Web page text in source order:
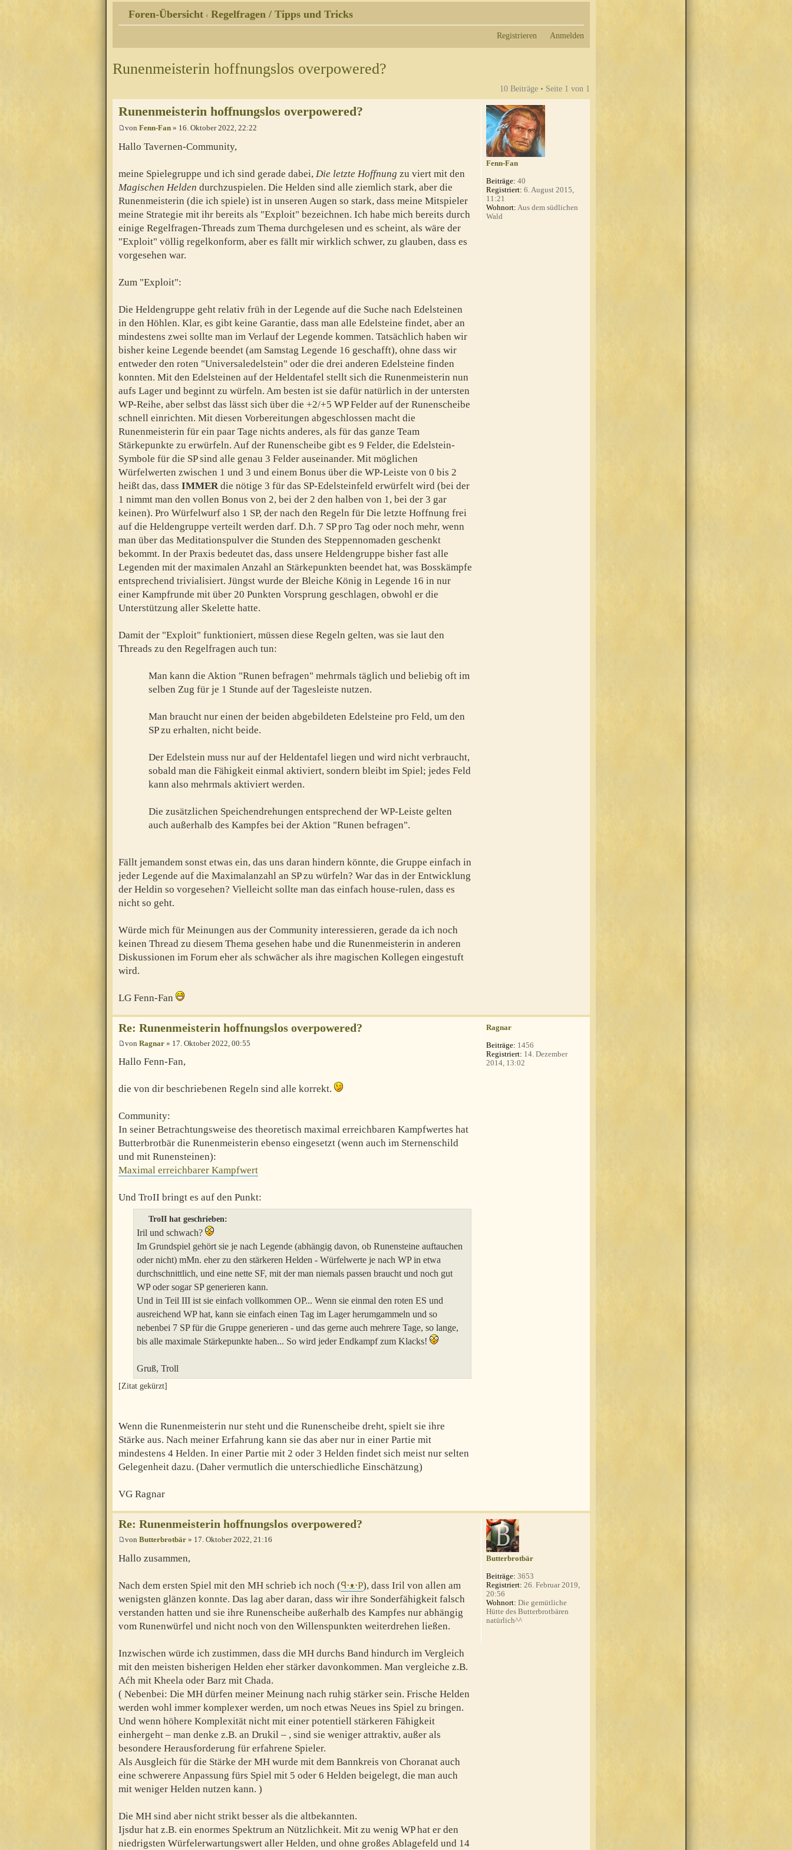
Foren-Übersicht ‹ Regelfragen / Tipps und Tricks
Registrieren Anmelden
Runenmeisterin hoffnungslos overpowered?
10 Beiträge • Seite 1 von 1
Runenmeisterin hoffnungslos overpowered?
von Fenn-Fan » 16. Oktober 2022, 22:22
Hallo Tavernen-Community,
meine Spielegruppe und ich sind gerade dabei, Die letzte Hoffnung zu viert mit den
Magischen Helden durchzuspielen. Die Helden sind alle ziemlich stark, aber die
Runenmeisterin (die ich spiele) ist in unseren Augen so stark, dass meine Mitspieler
meine Strategie mit ihr bereits als "Exploit" bezeichnen. Ich habe mich bereits durch
einige Regelfragen-Threads zum Thema durchgelesen und es scheint, als wäre der
"Exploit" völlig regelkonform, aber es fällt mir wirklich schwer, zu glauben, dass es
vorgesehen war.
Zum "Exploit":
Die Heldengruppe geht relativ früh in der Legende auf die Suche nach Edelsteinen
in den Höhlen. Klar, es gibt keine Garantie, dass man alle Edelsteine findet, aber an
mindestens zwei sollte man im Verlauf der Legende kommen. Tatsächlich haben wir
bisher keine Legende beendet (am Samstag Legende 16 geschafft), ohne dass wir
entweder den roten "Universaledelstein" oder die drei anderen Edelsteine finden
konnten. Mit den Edelsteinen auf der Heldentafel stellt sich die Runenmeisterin nun
aufs Lager und beginnt zu würfeln. Am besten ist sie dafür natürlich in der untersten
WP-Reihe, aber selbst das lässt sich über die +2/+5 WP Felder auf der Runenscheibe
schnell einrichten. Mit diesen Vorbereitungen abgeschlossen macht die
Runenmeisterin für ein paar Tage nichts anderes, als für das ganze Team
Stärkepunkte zu erwürfeln. Auf der Runenscheibe gibt es 9 Felder, die Edelstein-
Symbole für die SP sind alle genau 3 Felder auseinander. Mit möglichen
Würfelwerten zwischen 1 und 3 und einem Bonus über die WP-Leiste von 0 bis 2
heißt das, dass IMMERdie nötige 3 für das SP-Edelsteinfeld erwürfelt wird (bei der
1 nimmt man den vollen Bonus von 2, bei der 2 den halben von 1, bei der 3 gar
keinen). Pro Würfelwurf also 1 SP, der nach den Regeln für Die letzte Hoffnung frei
auf die Heldengruppe verteilt werden darf. D.h. 7 SP pro Tag oder noch mehr, wenn
man über das Meditationspulver die Stunden des Steppennomaden geschenkt
bekommt. In der Praxis bedeutet das, dass unsere Heldengruppe bisher fast alle
Legenden mit der maximalen Anzahl an Stärkepunkten beendet hat, was Bosskämpfe
entsprechend trivialisiert. Jüngst wurde der Bleiche König in Legende 16 in nur
einer Kampfrunde mit über 20 Punkten Vorsprung geschlagen, obwohl er die
Unterstützung aller Skelette hatte.
Damit der "Exploit" funktioniert, müssen diese Regeln gelten, was sie laut den
Threads zu den Regelfragen auch tun:
Man kann die Aktion "Runen befragen" mehrmals täglich und beliebig oft im
selben Zug für je 1 Stunde auf der Tagesleiste nutzen.
Man braucht nur einen der beiden abgebildeten Edelsteine pro Feld, um den
SP zu erhalten, nicht beide.
Der Edelstein muss nur auf der Heldentafel liegen und wird nicht verbraucht,
sobald man die Fähigkeit einmal aktiviert, sondern bleibt im Spiel; jedes Feld
kann also mehrmals aktiviert werden.
Die zusätzlichen Speichendrehungen entsprechend der WP-Leiste gelten
auch außerhalb des Kampfes bei der Aktion "Runen befragen".
Fällt jemandem sonst etwas ein, das uns daran hindern könnte, die Gruppe einfach in
jeder Legende auf die Maximalanzahl an SP zu würfeln? War das in der Entwicklung
der Heldin so vorgesehen? Vielleicht sollte man das einfach house-rulen, dass es
nicht so geht.
Würde mich für Meinungen aus der Community interessieren, gerade da ich noch
keinen Thread zu diesem Thema gesehen habe und die Runenmeisterin in anderen
Diskussionen im Forum eher als schwächer als ihre magischen Kollegen eingestuft
wird.
LG Fenn-Fan
Fenn-Fan
Beiträge: 40
Registriert: 6. August 2015,
11:21
Wohnort: Aus dem südlichen
Wald
Re: Runenmeisterin hoffnungslos overpowered?
von Ragnar » 17. Oktober 2022, 00:55
Hallo Fenn-Fan,
die von dir beschriebenen Regeln sind alle korrekt.
Community:
In seiner Betrachtungsweise des theoretisch maximal erreichbaren Kampfwertes hat
Butterbrotbär die Runenmeisterin ebenso eingesetzt (wenn auch im Sternenschild
und mit Runensteinen):
Maximal erreichbarer Kampfwert
Und TroII bringt es auf den Punkt:
TroII hat geschrieben:
Iril und schwach?
Im Grundspiel gehört sie je nach Legende (abhängig davon, ob Runensteine auftauchen
oder nicht) mMn. eher zu den stärkeren Helden - Würfelwerte je nach WP in etwa
durchschnittlich, und eine nette SF, mit der man niemals passen braucht und noch gut
WP oder sogar SP generieren kann.
Und in Teil III ist sie einfach vollkommen OP... Wenn sie einmal den roten ES und
ausreichend WP hat, kann sie einfach einen Tag im Lager herumgammeln und so
nebenbei 7 SP für die Gruppe generieren - und das gerne auch mehrere Tage, so lange,
bis alle maximale Stärkepunkte haben... So wird jeder Endkampf zum Klacks!
Gruß, Troll
[Zitat gekürzt]
Wenn die Runenmeisterin nur steht und die Runenscheibe dreht, spielt sie ihre
Stärke aus. Nach meiner Erfahrung kann sie das aber nur in einer Partie mit
mindestens 4 Helden. In einer Partie mit 2 oder 3 Helden findet sich meist nur selten
Gelegenheit dazu. (Daher vermutlich die unterschiedliche Einschätzung)
VG Ragnar
Ragnar
Beiträge: 1456
Registriert: 14. Dezember
2014, 13:02
Re: Runenmeisterin hoffnungslos overpowered?
von Butterbrotbär » 17. Oktober 2022, 21:16
Hallo zusammen,
Nach dem ersten Spiel mit den MH schrieb ich noch (ꟼ⋅ᴥ⋅P), dass Iril von allen am
wenigsten glänzen konnte. Das lag aber daran, dass wir ihre Sonderfähigkeit falsch
verstanden hatten und sie ihre Runenscheibe außerhalb des Kampfes nur abhängig
vom Runenwürfel und nicht noch von den Willenspunkten weiterdrehen ließen.
Inzwischen würde ich zustimmen, dass die MH durchs Band hindurch im Vergleich
mit den meisten bisherigen Helden eher stärker davonkommen. Man vergleiche z.B.
Aćh mit Kheela oder Barz mit Chada.
( Nebenbei: Die MH dürfen meiner Meinung nach ruhig stärker sein. Frische Helden
werden wohl immer komplexer werden, um noch etwas Neues ins Spiel zu bringen.
Und wenn höhere Komplexität nicht mit einer potentiell stärkeren Fähigkeit
einhergeht – man denke z.B. an Drukil – , sind sie weniger attraktiv, außer als
besondere Herausforderung für erfahrene Spieler.
Als Ausgleich für die Stärke der MH wurde mit dem Bannkreis von Choranat auch
eine schwerere Anpassung fürs Spiel mit 5 oder 6 Helden beigelegt, die man auch
mit weniger Helden nutzen kann. )
Die MH sind aber nicht strikt besser als die altbekannten.
Ijsdur hat z.B. ein enormes Spektrum an Nützlichkeit. Mit zu wenig WP hat er den
niedrigsten Würfelerwartungswert aller Helden, und ohne großes Ablagefeld und 14
Butterbrotbär
Beiträge: 3653
Registriert: 26. Februar 2019,
20:56
Wohnort: Die gemütliche
Hütte des Butterbrotbären
natürlich^^